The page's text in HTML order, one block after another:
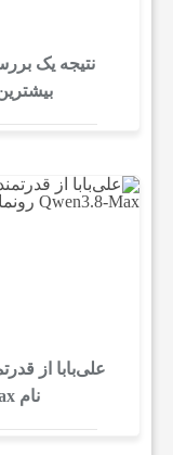
علی‌بابا از
نام Qwen3.8-Max رونمایی کرد